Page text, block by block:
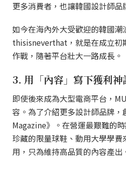
更多消費者，也讓韓國設計師品
如今在海內外大受歡迎的韓國潮
thisisneverthat，就是在成立初
作戰，隨著平台壯大一路成長。
3. 用「內容」寫下獲利神
即使後來成為大型電商平台，
容。為了介紹更多設計師品牌，
Magazine》。在營運最艱難的
珍藏的限量球鞋、動用大學學費
用，只為維持高品質的內容產出